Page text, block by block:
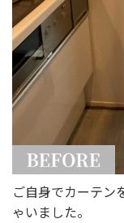
ご自身でカーテン
ゃいました。